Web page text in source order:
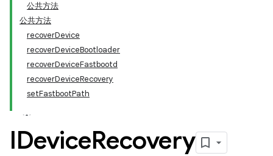
公共方法
公共方法
recoverDevice
recoverDeviceBootloader
recoverDeviceFastbootd
recoverDeviceRecovery
setFastbootPath
IDeviceRecovery